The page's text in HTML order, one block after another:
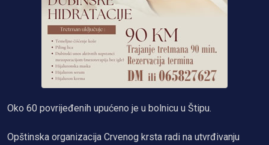
Oko 60 povrijeđenih upućeno je u bolnicu u Štipu.
Opštinska organizacija Crvenog krsta radi na utvrđivanju